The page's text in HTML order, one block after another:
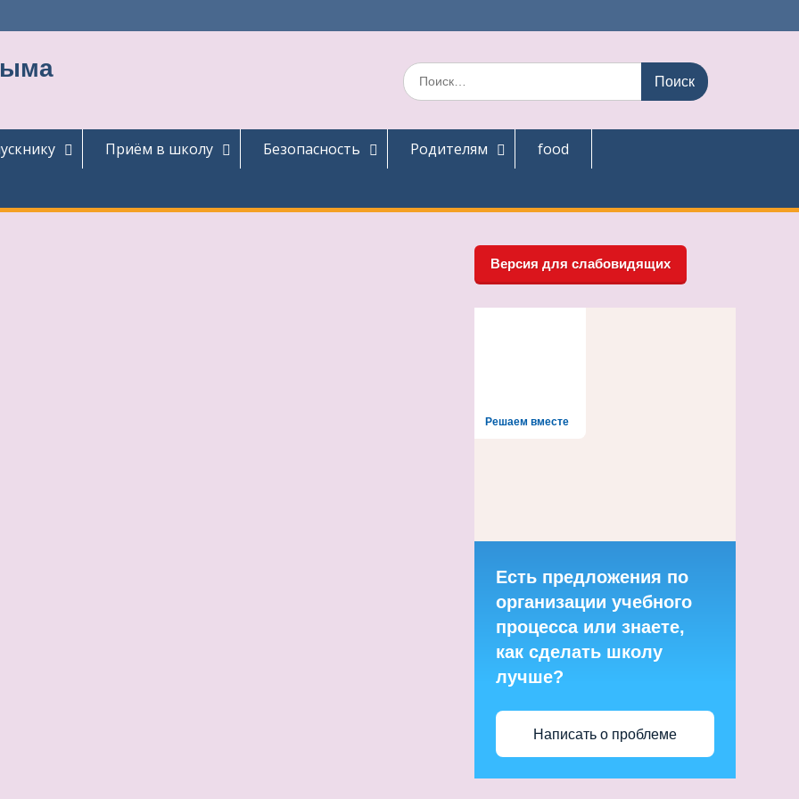
Поиск
по:
Приём в школу Безопасность Родителям
food
Версия для слабовидящих
Решаем вместе
Есть предложения по
организации учебного
процесса или знаете,
как сделать школу
лучше?
Написать о проблеме